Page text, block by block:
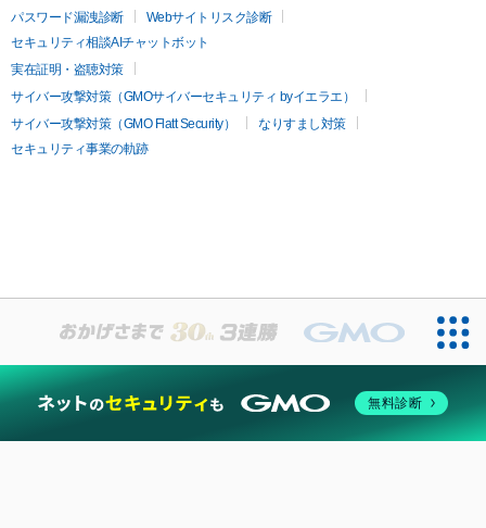
パスワード漏洩診断
Webサイトリスク診断
セキュリティ相談AIチャットボット
実在証明・盗聴対策
サイバー攻撃対策（GMOサイバーセキュリティ byイエラエ）
サイバー攻撃対策（GMO Flatt Security）
なりすまし対策
セキュリティ事業の軌跡
無料診断